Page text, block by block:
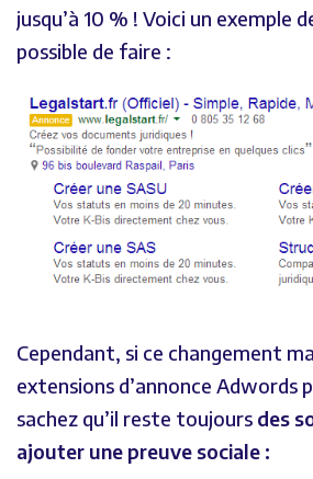
jusqu’à 10 % ! Voici un exemple
possible de faire :
Cependant, si ce changement
extensions d’annonce Adwords
sachez qu’il reste toujours des
ajouter une preuve sociale :